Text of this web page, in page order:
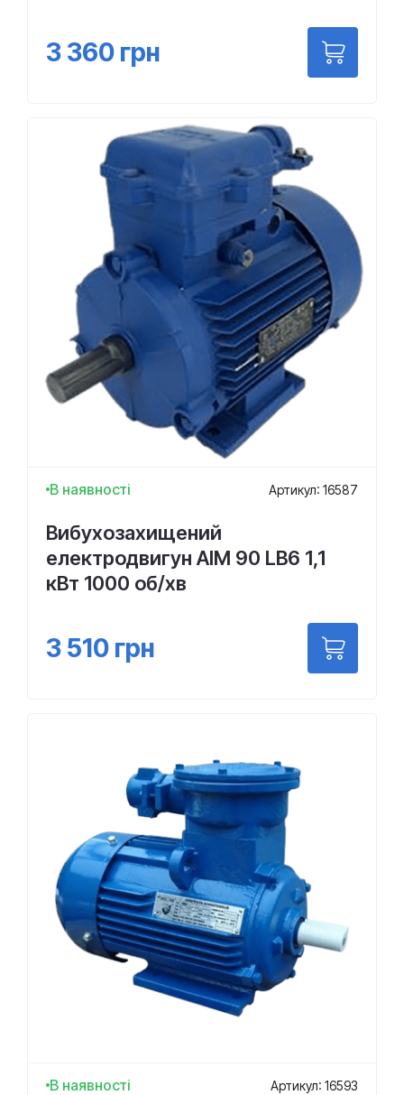
3 360 грн
В наявності Артикул: 16587
Вибухозахищений
електродвигун АІМ 90 LВ6 1,1
кВт 1000 об/хв
3 510 грн
В наявності Артикул: 16593